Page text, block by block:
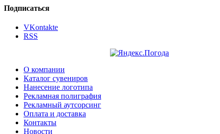
Подписаться
VKontakte
RSS
О компании
Каталог сувениров
Нанесение логотипа
Рекламная полиграфия
Рекламный аутсорсинг
Оплата и доставка
Контакты
Новости